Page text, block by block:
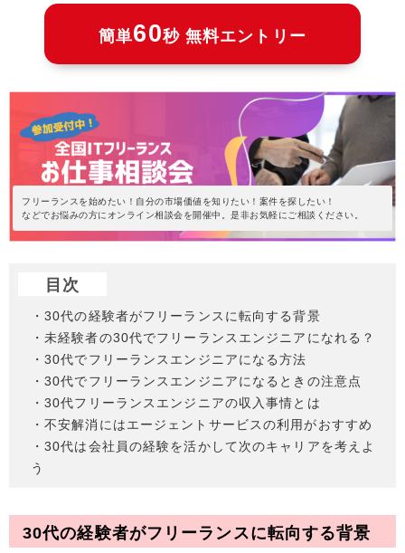
簡単60秒 無料エントリー
フリーランスを始めたい！自分の市場価値を知りたい！案件を探したい！
などでお悩みの方にオンライン相談会を開催中。是非お気軽にご相談ください。
目次
・30代の経験者がフリーランスに転向する背景
・未経験者の30代でフリーランスエンジニアになれる？
・30代でフリーランスエンジニアになる方法
・30代でフリーランスエンジニアになるときの注意点
・30代フリーランスエンジニアの収入事情とは
・不安解消にはエージェントサービスの利用がおすすめ
・30代は会社員の経験を活かして次のキャリアを考えよ
う
30代の経験者がフリーランスに転向する背景